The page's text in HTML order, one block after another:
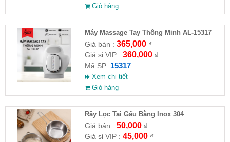
Giỏ hàng
Máy Massage Tay Thông Minh AL-15317
Giá bán : 365,000₫
Giá sỉ VIP : 360,000₫
Mã SP: 15317
Xem chi tiết
Giỏ hàng
Rây Lọc Tai Gấu Bằng Inox 304
Giá bán : 50,000₫
Giá sỉ VIP : 45,000₫